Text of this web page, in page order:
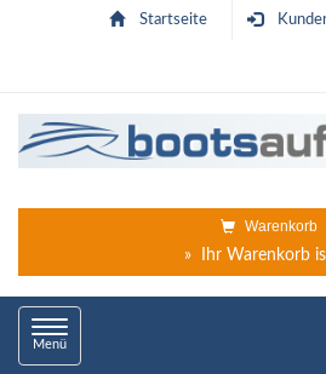
Startseite
Warenkorb
» Ihr Warenkorb
Toggle
navigation
Menü